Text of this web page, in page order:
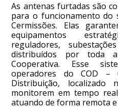
As antenas furtadas são
para o funcionamento do
Cermissões. Elas
equipamentos
reguladores,
distribuídos por toda
Cooperativa. Esse
operadores do COD –
Distribuição,
monitorem em tempo
atuando de forma remota